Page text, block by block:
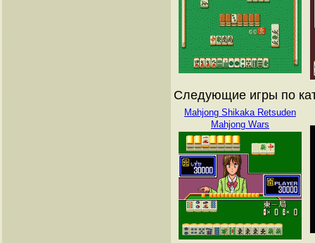
Следующие игры по
Mahjong Shikaka Retsuden
Mahjong Wars